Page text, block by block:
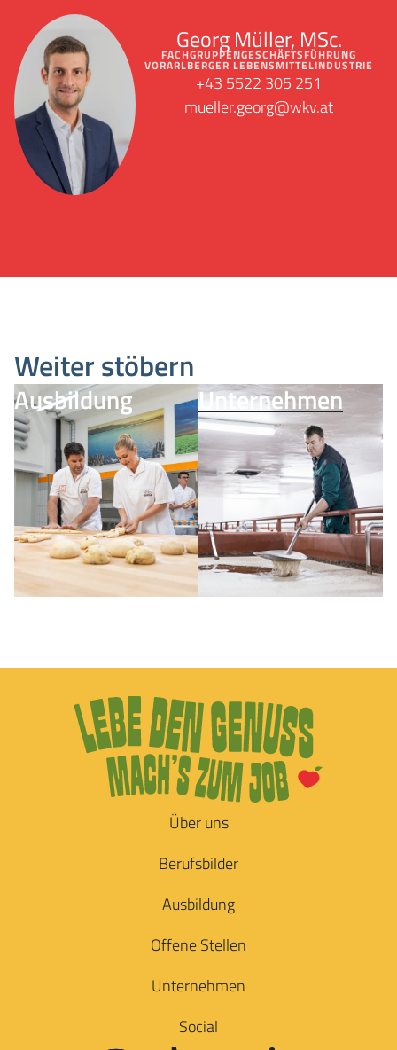
Georg Müller, MSc.
FACHGRUPPENGESCHÄFTSFÜHRUNG
VORARLBERGER LEBENSMITTELINDUSTRIE
+43 5522 305 251
mueller.georg@wkv.at
Weiter stöbern
Ausbildung Unternehmen
Über uns
Berufsbilder
Ausbildung
Offene Stellen
Unternehmen
Social